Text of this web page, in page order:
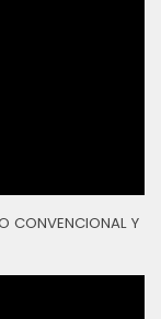
CONVENCIONAL Y